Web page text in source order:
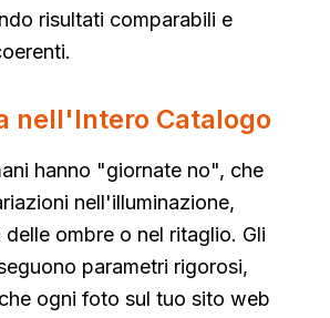
risultati comparabili e
nell'Intero Catalogo
hanno "giornate no", che
nell'illuminazione,
delle ombre o nel ritaglio. Gli
parametri rigorosi,
ogni foto sul tuo sito web